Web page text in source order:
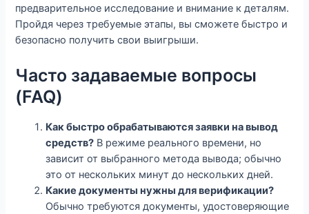
предварительное исследование и внимание к деталям.
Пройдя через требуемые этапы, вы сможете быстро и
безопасно получить свои выигрыши.
Часто задаваемые вопросы
(FAQ)
Как быстро обрабатываются заявки на вывод
средств? В режиме реального времени, но
зависит от выбранного метода вывода; обычно
это от нескольких минут до нескольких дней.
Какие документы нужны для верификации?
Обычно требуются документы, удостоверяющие